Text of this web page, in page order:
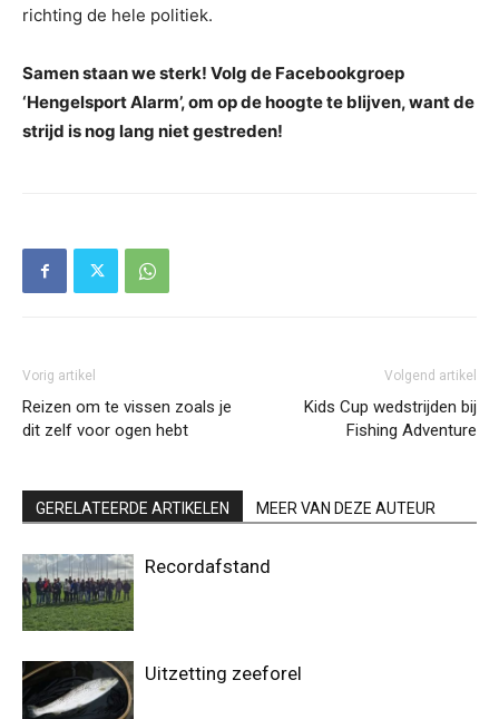
richting de hele politiek.
Samen staan we sterk! Volg de Facebookgroep
‘Hengelsport Alarm’, om op de hoogte te blijven, want de
strijd is nog lang niet gestreden!
Vorig artikel
Reizen om te vissen zoals je
dit zelf voor ogen hebt
Volgend artikel
Kids Cup wedstrijden bij
Fishing Adventure
GERELATEERDE ARTIKELEN MEER VAN DEZE AUTEUR
Recordafstand
Uitzetting zeeforel